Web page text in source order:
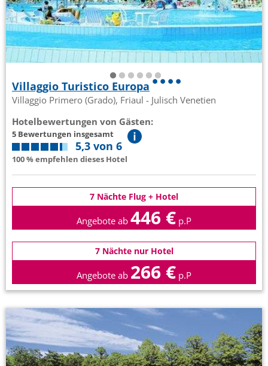
Villaggio Turistico Europa
Villaggio Primero (Grado), Friaul - Julisch Venetien
Hotelbewertungen von Gästen:
5 Bewertungen insgesamt
5,3 von 6
100 % empfehlen dieses Hotel
7 Nächte Flug + Hotel
Angebote ab 446 € p.P
7 Nächte nur Hotel
Angebote ab 266 € p.P